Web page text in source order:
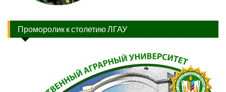
Проморолик к столетию ЛГАУ